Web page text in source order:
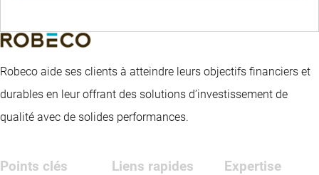
Robeco aide ses clients à atteindre leurs objectifs financiers et
durables en leur offrant des solutions d’investissement de
qualité avec de solides performances.
Points clés Liens rapides Expertise